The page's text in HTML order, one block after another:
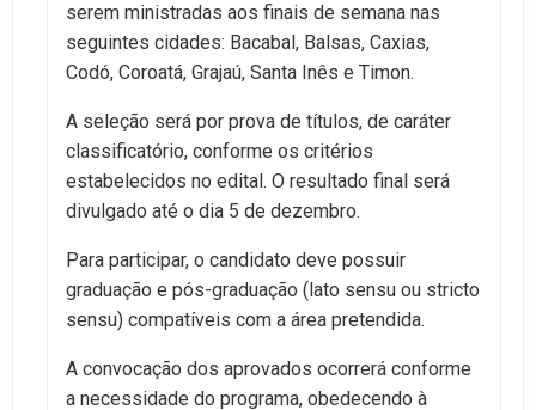
serem ministradas aos finais de semana nas
seguintes cidades: Bacabal, Balsas, Caxias,
Codó, Coroatá, Grajaú, Santa Inês e Timon.
A seleção será por prova de títulos, de caráter
classificatório, conforme os critérios
estabelecidos no edital. O resultado final será
divulgado até o dia 5 de dezembro.
Para participar, o candidato deve possuir
graduação e pós-graduação (lato sensu ou stricto
sensu) compatíveis com a área pretendida.
A convocação dos aprovados ocorrerá conforme
a necessidade do programa, obedecendo à